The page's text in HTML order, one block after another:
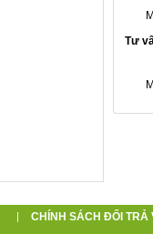
Tư
CHÍNH SÁCH ĐỔI TRẢ